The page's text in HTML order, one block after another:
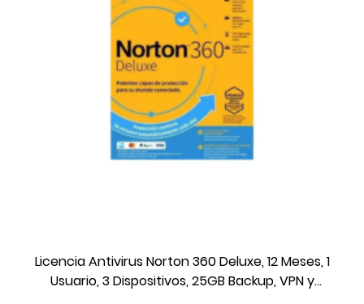
Licencia Antivirus Norton 360 Deluxe, 12 Meses, 1
Usuario, 3 Dispositivos, 25GB Backup, VPN y